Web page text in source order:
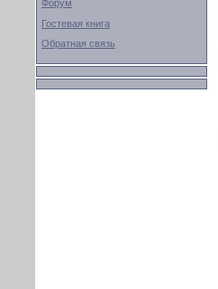
Форум
Гостевая книга
Обратная связь